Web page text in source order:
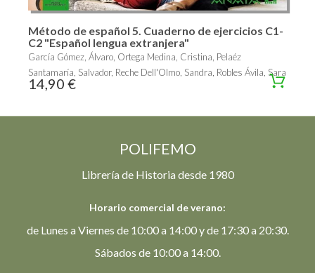
Método de español 5. Cuaderno de ejercicios C1-
C2 "Español lengua extranjera"
García Gómez, Álvaro, Ortega Medina, Cristina, Pelaéz
Santamaría, Salvador, Reche Dell'Olmo, Sandra, Robles Ávila, Sara
14,90 €
POLIFEMO
Librería de Historia desde 1980
Horario comercial de verano:
de Lunes a Viernes de 10:00 a 14:00 y de 17:30 a 20:30.
Sábados de 10:00 a 14:00.